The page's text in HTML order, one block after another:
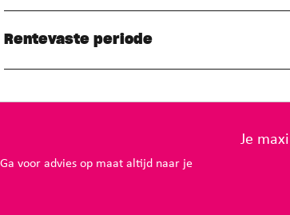
Rentevaste periode
voor advies op maat altijd naar je
Je